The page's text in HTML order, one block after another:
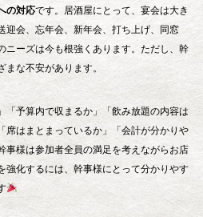
の対応です。居酒屋にとって、宴会は大き
迎会、忘年会、新年会、打ち上げ、同窓
ニーズは今も根強くあります。ただし、幹
な不安があります。
「予算内で収まるか」「飲み放題の内容は
席はまとまっているか」「会計が分かりや
事様は参加者全員の満足を考えながらお店
強化するには、幹事様にとって分かりやす